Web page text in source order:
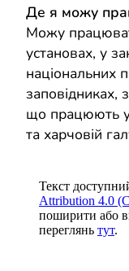
Де я можу
Можу
установах, у
національних
заповідниках,
що працюють у
та харчовій
Текст
Attribution 4.0
поширити або
переглянь тут.